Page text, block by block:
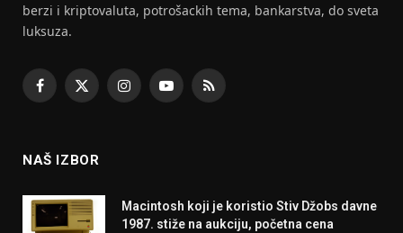
berzi i kriptovaluta, potrošackih tema, bankarstva, do sveta
luksuza.
Facebook
X
InstagramYouTubeRSS
NAŠ IZBOR
Macintosh koji je koristio Stiv Džobs davne
1987. stiže na aukciju, početna cena